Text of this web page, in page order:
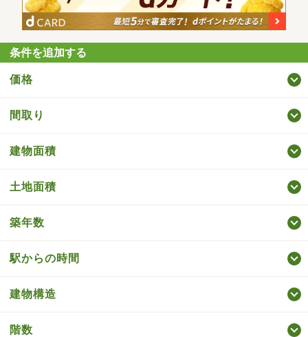
条件を追加する
価格
間取り
建物面積
土地面積
築年数
駅からの時間
建物構造
階数